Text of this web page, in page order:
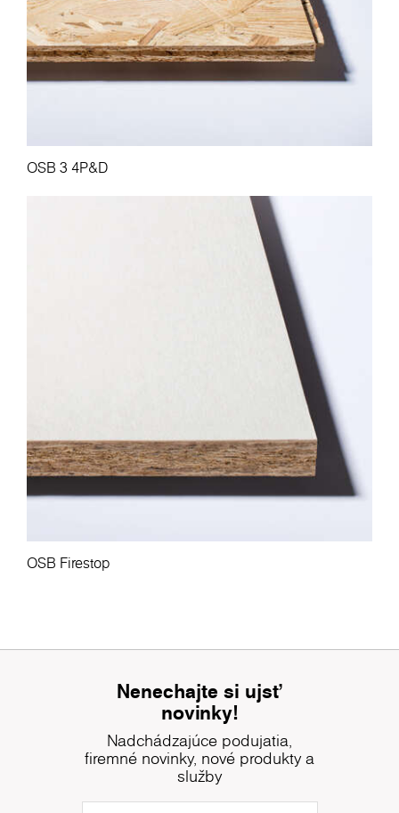
OSB 3 4P&D
OSB Firestop
Nenechajte si ujsť
novinky!
Nadchádzajúce podujatia,
firemné novinky, nové produkty a
služby